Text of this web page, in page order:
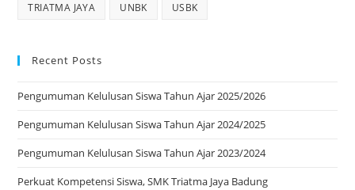
TRIATMA JAYA UNBK USBK
Recent Posts
Pengumuman Kelulusan Siswa Tahun Ajar 2025/2026
Pengumuman Kelulusan Siswa Tahun Ajar 2024/2025
Pengumuman Kelulusan Siswa Tahun Ajar 2023/2024
Perkuat Kompetensi Siswa, SMK Triatma Jaya Badung